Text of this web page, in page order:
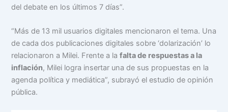
del debate en los últimos 7 días”.
“Más de 13 mil usuarios digitales mencionaron el tema. Una
de cada dos publicaciones digitales sobre ‘dolarización’ lo
relacionaron a Milei. Frente a lafalta de respuestas a la
inflación, Milei logra insertar una de sus propuestas en la
agenda política y mediática”, subrayó el estudio de opinión
pública.